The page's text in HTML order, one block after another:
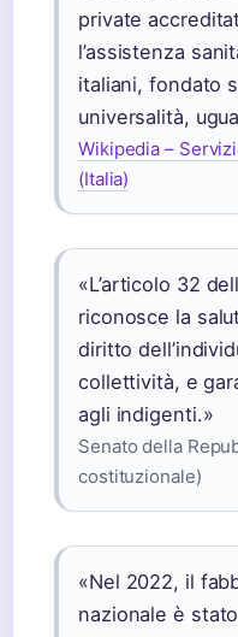
private
l’assistenza
italiani, fondato
universalità,
Wikipedia –
(Italia)
«L’articolo 32
riconosce la
diritto
collettività, e
agli indigenti.»
Senato della
costituzionale)
«Nel 2022, il
nazionale è